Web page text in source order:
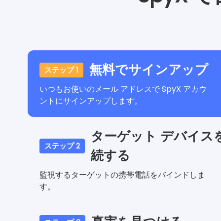
ステップ 1 無料でサインアップ
いつもお使いのメール アドレスで SpyX アカウ
ントにサインアップします。
ステップ 2
ターゲット デバイス
続する
監視するターゲットの携帯電話をバインドしま
す。